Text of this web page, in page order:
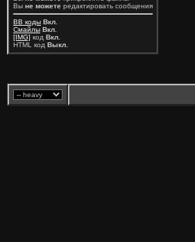
Вы не можете редактировать сообщения
BB коды Вкл.
Смайлы Вкл.
[IMG] код Вкл.
HTML код Выкл.